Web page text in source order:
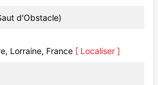
d'Obstacle)
Lorraine, France [ Localiser ]